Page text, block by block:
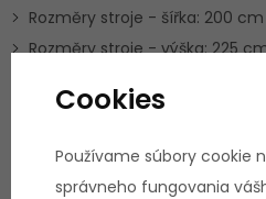
Rozměry stroje - šířka: 200 cm
Rozměry stroje - výška: 225
servis u zákazníka
Parametre
Cookies
Používame súbory cookie
správneho fungovania